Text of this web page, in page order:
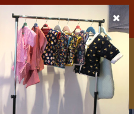
Play Store
l'app LaCarte pour suivre vos
ne rien rater !
tard